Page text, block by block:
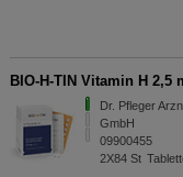
BIO-H-TIN Vitamin H 2,5
Dr. Pfleger
GmbH
09900455
2X84 St